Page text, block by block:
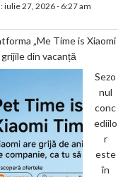
iulie 27, 2026 - 6:27 am
„Me Time is Xiaomi
din vacanță
Sezo
nul
conc
ediilo
r
este
în